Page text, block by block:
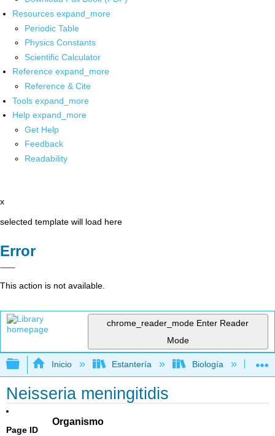
Resources expand_more
Periodic Table
Physics Constants
Scientific Calculator
Reference expand_more
Reference & Cite
Tools expand_more
Help expand_more
Get Help
Feedback
Readability
x
selected template will load here
Error
This action is not available.
chrome_reader_mode Enter Reader
Mode
Expandir/contraer jerarquía global
Inicio Estantería Biología
Neisseria meningitidis
Page ID
Organismo